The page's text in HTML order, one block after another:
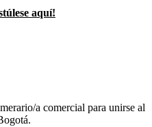
aquí!
a comercial para unirse al